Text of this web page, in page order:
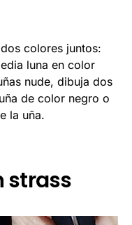
colores juntos:
luna en color
nude, dibuja dos
de color negro o
la uña.
strass